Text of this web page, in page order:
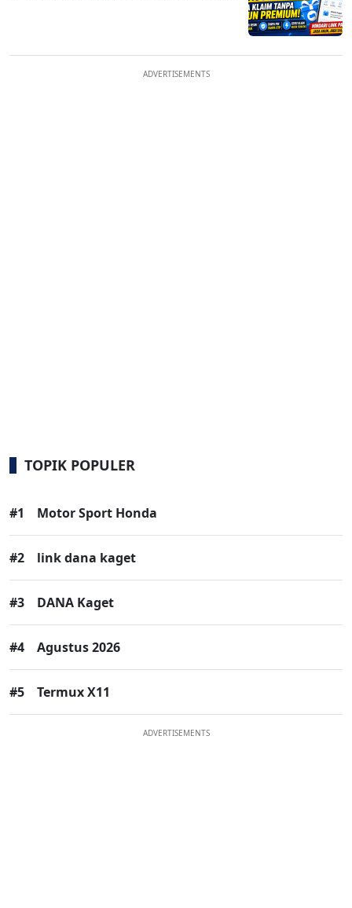
ADVERTISEMENTS
TOPIK POPULER
#1 Motor Sport Honda
#2 link dana kaget
#3 DANA Kaget
#4 Agustus 2026
#5 Termux X11
ADVERTISEMENTS